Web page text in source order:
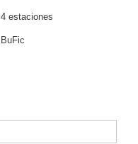
4 estaciones
BuFic